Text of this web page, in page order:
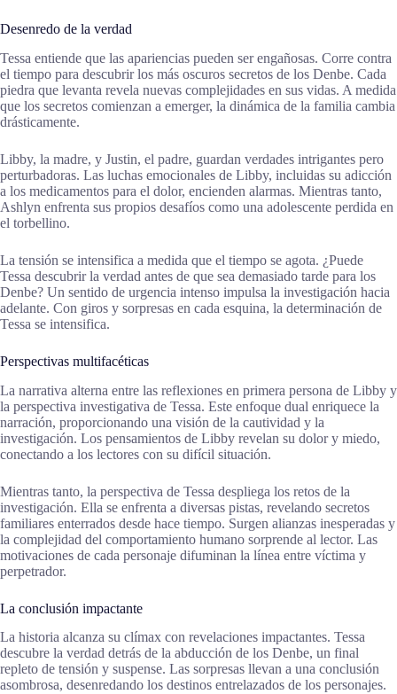
Desenredo de la verdad
Tessa entiende que las apariencias pueden ser engañosas. Corre contra
el tiempo para descubrir los más oscuros secretos de los Denbe. Cada
piedra que levanta revela nuevas complejidades en sus vidas. A medida
que los secretos comienzan a emerger, la dinámica de la familia cambia
drásticamente.
Libby, la madre, y Justin, el padre, guardan verdades intrigantes pero
perturbadoras. Las luchas emocionales de Libby, incluidas su adicción
a los medicamentos para el dolor, encienden alarmas. Mientras tanto,
Ashlyn enfrenta sus propios desafíos como una adolescente perdida en
el torbellino.
La tensión se intensifica a medida que el tiempo se agota. ¿Puede
Tessa descubrir la verdad antes de que sea demasiado tarde para los
Denbe? Un sentido de urgencia intenso impulsa la investigación hacia
adelante. Con giros y sorpresas en cada esquina, la determinación de
Tessa se intensifica.
Perspectivas multifacéticas
La narrativa alterna entre las reflexiones en primera persona de Libby y
la perspectiva investigativa de Tessa. Este enfoque dual enriquece la
narración, proporcionando una visión de la cautividad y la
investigación. Los pensamientos de Libby revelan su dolor y miedo,
conectando a los lectores con su difícil situación.
Mientras tanto, la perspectiva de Tessa despliega los retos de la
investigación. Ella se enfrenta a diversas pistas, revelando secretos
familiares enterrados desde hace tiempo. Surgen alianzas inesperadas y
la complejidad del comportamiento humano sorprende al lector. Las
motivaciones de cada personaje difuminan la línea entre víctima y
perpetrador.
La conclusión impactante
La historia alcanza su clímax con revelaciones impactantes. Tessa
descubre la verdad detrás de la abducción de los Denbe, un final
repleto de tensión y suspense. Las sorpresas llevan a una conclusión
asombrosa, desenredando los destinos entrelazados de los personajes.